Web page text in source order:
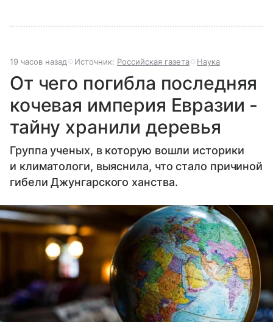
19 часов назад Источник: Российская газета Наука
От чего погибла последняя
кочевая империя Евразии -
тайну хранили деревья
Группа ученых, в которую вошли историки
и климатологи, выяснила, что стало причиной
гибели Джунгарского ханства.